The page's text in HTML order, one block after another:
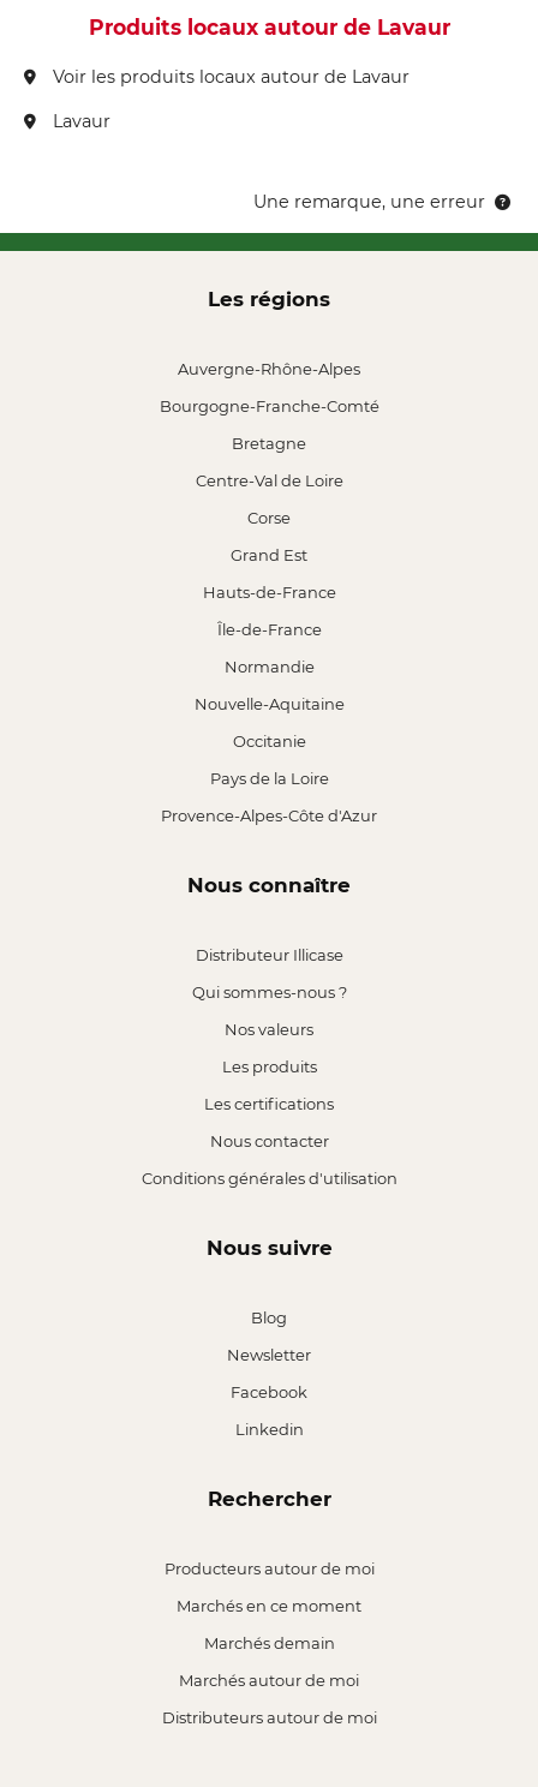
Produits locaux autour de Lavaur
Voir les produits locaux autour de Lavaur
Lavaur
Une remarque, une erreur
Les régions
Auvergne-Rhône-Alpes
Bourgogne-Franche-Comté
Bretagne
Centre-Val de Loire
Corse
Grand Est
Hauts-de-France
Île-de-France
Normandie
Nouvelle-Aquitaine
Occitanie
Pays de la Loire
Provence-Alpes-Côte d'Azur
Nous connaître
Distributeur Illicase
Qui sommes-nous ?
Nos valeurs
Les produits
Les certifications
Nous contacter
Conditions générales d'utilisation
Nous suivre
Blog
Newsletter
Facebook
Linkedin
Rechercher
Producteurs autour de moi
Marchés en ce moment
Marchés demain
Marchés autour de moi
Distributeurs autour de moi